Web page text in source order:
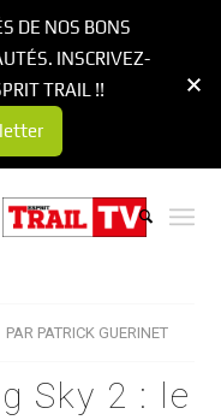
PAR PATRICK GUERINET
Sky 2 : le
DE NOS BONS
INSCRIVEZ-
TRAIL !!